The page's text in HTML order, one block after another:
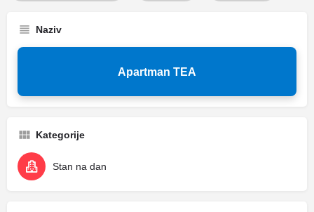
Naziv
Apartman TEA
Kategorije
Stan na dan